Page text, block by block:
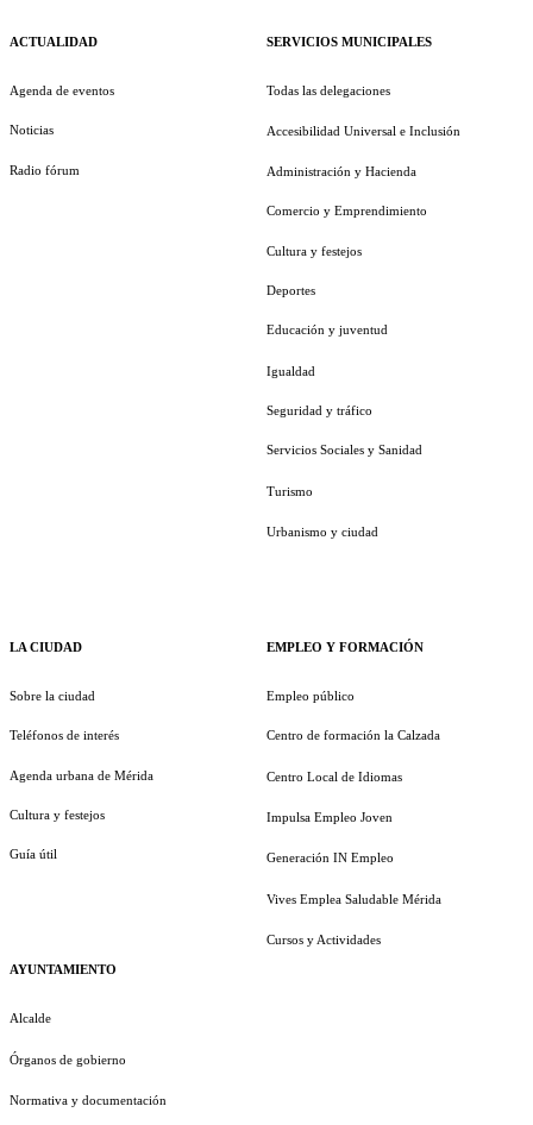
ACTUALIDAD
Agenda de eventos
Noticias
Radio fórum
LA CIUDAD
Sobre la ciudad
Teléfonos de interés
Agenda urbana de Mérida
Cultura y festejos
Guía útil
AYUNTAMIENTO
Alcalde
Órganos de gobierno
Normativa y documentación
SERVICIOS MUNICIPALES
Todas las delegaciones
Accesibilidad Universal e Inclusión
Administración y Hacienda
Comercio y Emprendimiento
Cultura y festejos
Deportes
Educación y juventud
Igualdad
Seguridad y tráfico
Servicios Sociales y Sanidad
Turismo
Urbanismo y ciudad
EMPLEO Y FORMACIÓN
Empleo público
Centro de formación la Calzada
Centro Local de Idiomas
Impulsa Empleo Joven
Generación IN Empleo
Vives Emplea Saludable Mérida
Cursos y Actividades